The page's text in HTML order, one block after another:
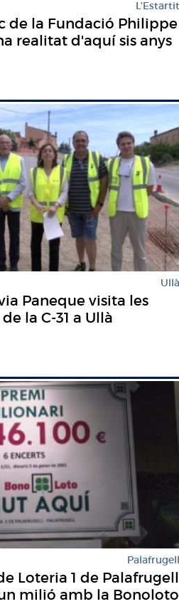
L'Estartit
de la Fundació Philippe
realitat d'aquí sis anys
Ullà
Paneque visita les
la C-31 a Ullà
Palafrugell
Loteria 1 de Palafrugell
milió amb la Bonoloto